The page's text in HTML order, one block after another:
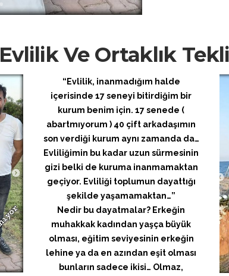
Evlilik Ve Ortaklık
“Evlilik, inanmadığım halde
içerisinde 17 seneyi bitirdiğim bir
kurum benim için. 17 senede (
abartmıyorum ) 40 çift arkadaşımın
son verdiği kurum aynı zamanda da…
Evliliğimin bu kadar uzun sürmesinin
gizi belki de kuruma inanmamaktan
geçiyor. Evliliği toplumun dayattığı
şekilde yaşamamaktan…”
Nedir bu dayatmalar? Erkeğin
muhakkak kadından yaşça büyük
olması, eğitim seviyesinin erkeğin
lehine ya da en azından eşit olması
bunların sadece ikisi… Olmaz,